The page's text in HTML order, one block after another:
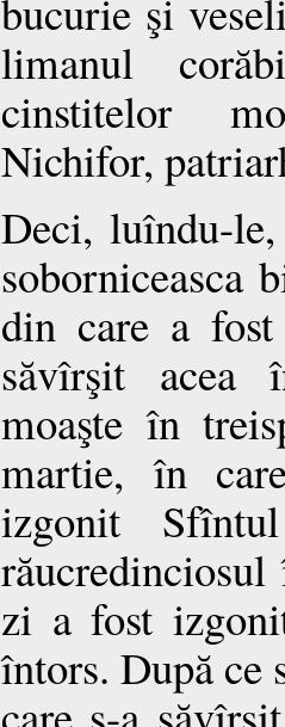
bucurie şi
limanul
cinstitelor
Nichifor,
Deci, luîndu-
soborniceasca
din care a
săvîrşit acea
moaşte în
martie, în
izgonit
zi a fost
întors. După ce
care s-a